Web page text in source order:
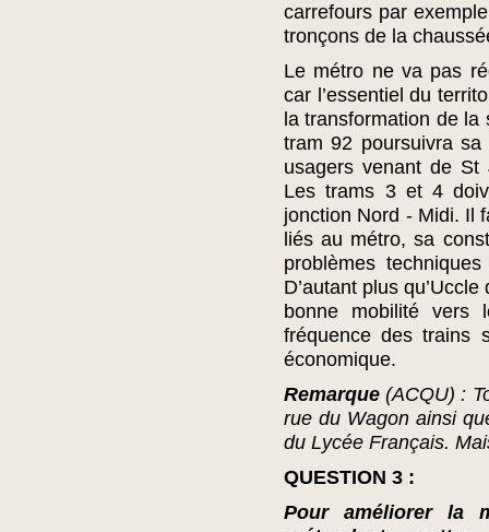
carrefours par
tronçons de la
Le métro ne va pas
car l’essentiel du
la transformation de
tram 92 poursuivra sa
usagers venant de St
Les trams 3 et 4
jonction Nord - Midi. Il
liés au métro, sa
problèmes
D’autant plus
bonne mobilité vers
fréquence des trains
économique.
Remarque (ACQU) :
rue du Wagon ainsi
du Lycée Français.
QUESTION 3 :
Pour améliorer la